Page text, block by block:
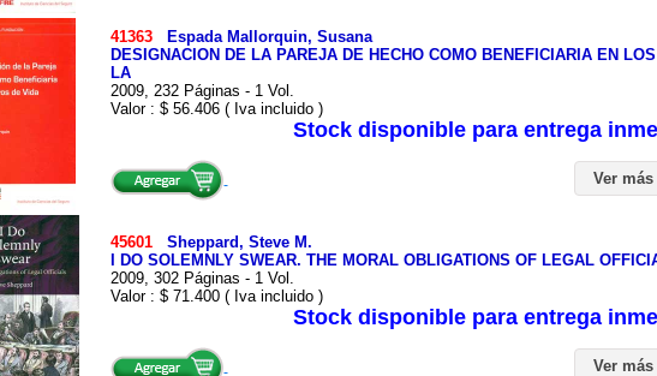
41363
Espada Mallorquin, Susana
DESIGNACION DE LA PAREJA DE HECHO COMO BENEFICIARIA EN
LA
2009, 232 Páginas - 1 Vol.
Valor : $ 56.406 ( Iva incluido )
Stock disponible para entrega
Ver más
45601 Sheppard, Steve M.
I DO SOLEMNLY SWEAR. THE MORAL OBLIGATIONS OF LEGAL
2009, 302 Páginas - 1 Vol.
Valor : $ 71.400 ( Iva incluido )
Stock disponible para entrega
Ver más